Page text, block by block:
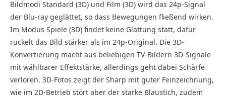
Bildmodi Standard (3D) und Film (3D) wird das 24p-Signal
der Blu-ray geglättet, so dass Bewegungen fließend wirken.
Im Modus Spiele (3D) findet keine Glättung statt, dafür
ruckelt das Bild stärker als im 24p-Original. Die 3D-
Konvertierung macht aus beliebigen TV-Bildern 3D-Signale
mit wählbarer Effektstärke, allerdings geht dabei Schärfe
verloren. 3D-Fotos zeigt der Sharp mit guter Feinzeichnung,
wie im 2D-Betrieb stört aber der starke Blaustich, zudem